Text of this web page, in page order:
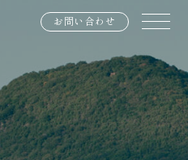
お問い合わせ